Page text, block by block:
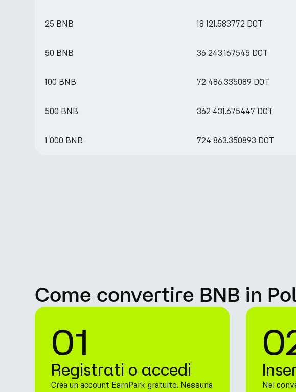
25 BNB 18 121.583772 DOT
50 BNB 36 243.167545 DOT
100 BNB 72 486.335089 DOT
500 BNB 362 431.675447 DOT
1 000 BNB 724 863.350893 DOT
Come convertire BNB in
01
Registrati o accedi
Crea un account EarnPark gratuito. Nessuna
Nel